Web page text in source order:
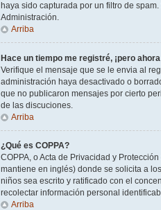
haya sido capturada por un filtro de
Administración.
Arriba
Hace un tiempo me registré, ¡pero
Verifique el mensaje que se le envia al
administración haya desactivado o
que no publicaron mensajes por cierto
de las discuciones.
Arriba
¿Qué es COPPA?
COPPA, o Acta de Privacidad y
mantiene en inglés) donde se solicita a
niños sea escrito y ratificado con el
recolectar información personal
Arriba